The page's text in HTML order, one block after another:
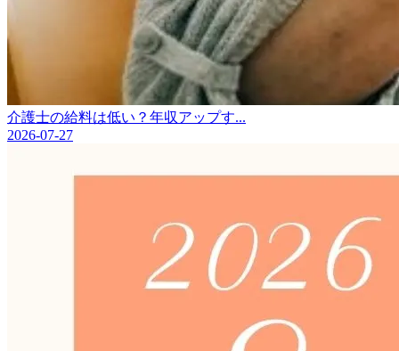
介護士の給料は低い？年収アップす...
2026-07-27